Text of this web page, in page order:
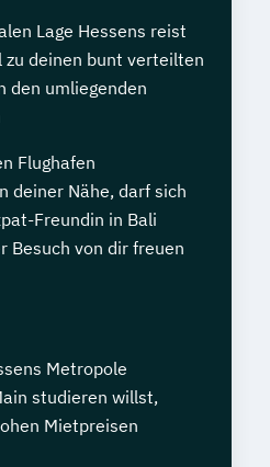
für Ingenieure
für
Medizintechnik
Lage Hessens reist
zu deinen bunt verteilten
den umliegenden
Flughafen
deiner Nähe, darf sich
Freundin in Bali
Besuch von dir freuen
Metropole
studieren willst,
Mietpreisen